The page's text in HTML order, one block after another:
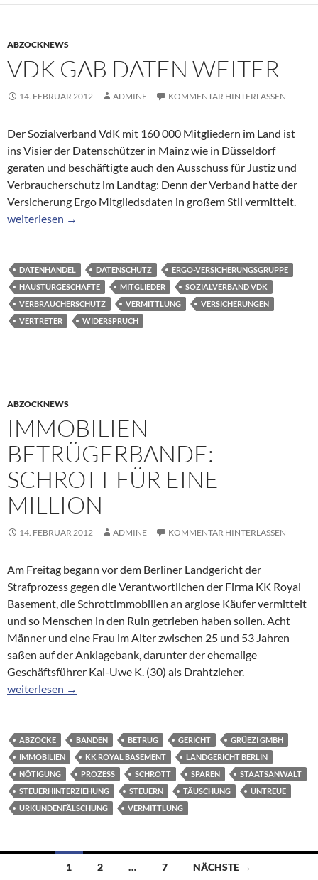
ABZOCKNEWS
VDK GAB DATEN WEITER
14. FEBRUAR 2012 ADMINE KOMMENTAR HINTERLASSEN
Der Sozialverband VdK mit 160 000 Mitgliedern im Land ist
ins Visier der Datenschützer in Mainz wie in Düsseldorf
geraten und beschäftigte auch den Ausschuss für Justiz und
Verbraucherschutz im Landtag: Denn der Verband hatte der
Versicherung Ergo Mitgliedsdaten in großem Stil vermittelt.
VdK gab Daten weiter
weiterlesen →
DATENHANDEL DATENSCHUTZ
ERGO-VERSICHERUNGSGRUPPE
HAUSTÜRGESCHÄFTE
MITGLIEDER
SOZIALVERBAND VDK
VERBRAUCHERSCHUTZ
VERMITTLUNG
VERSICHERUNGEN
VERTRETER
WIDERSPRUCH
ABZOCKNEWS
IMMOBILIEN-
BETRÜGERBANDE:
SCHROTT FÜR EINE
MILLION
14. FEBRUAR 2012 ADMINE KOMMENTAR HINTERLASSEN
Am Freitag begann vor dem Berliner Landgericht der
Strafprozess gegen die Verantwortlichen der Firma KK Royal
Basement, die Schrottimmobilien an arglose Käufer vermittelt
und so Menschen in den Ruin getrieben haben sollen. Acht
Männer und eine Frau im Alter zwischen 25 und 53 Jahren
saßen auf der Anklagebank, darunter der ehemalige
Geschäftsführer Kai-Uwe K. (30) als Drahtzieher.
Immobilien-Betrügerbande: Schrott für eine Million
weiterlesen →
ABZOCKE BANDEN BETRUG GERICHT
GRÜEZI GMBH
IMMOBILIEN
KK ROYAL BASEMENT
LANDGERICHT BERLIN
NÖTIGUNG
PROZESS SCHROTT SPAREN
STAATSANWALT
STEUERHINTERZIEHUNG
STEUERN TÄUSCHUNG
UNTREUE
URKUNDENFÄLSCHUNG
VERMITTLUNG
Beitragsnavigation
1 2 … 7 NÄCHSTE →